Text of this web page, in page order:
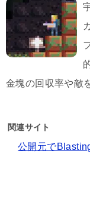
金塊の回収率や敵
関連サイト
公開元で